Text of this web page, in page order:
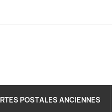
POSTALES ANCIENNES